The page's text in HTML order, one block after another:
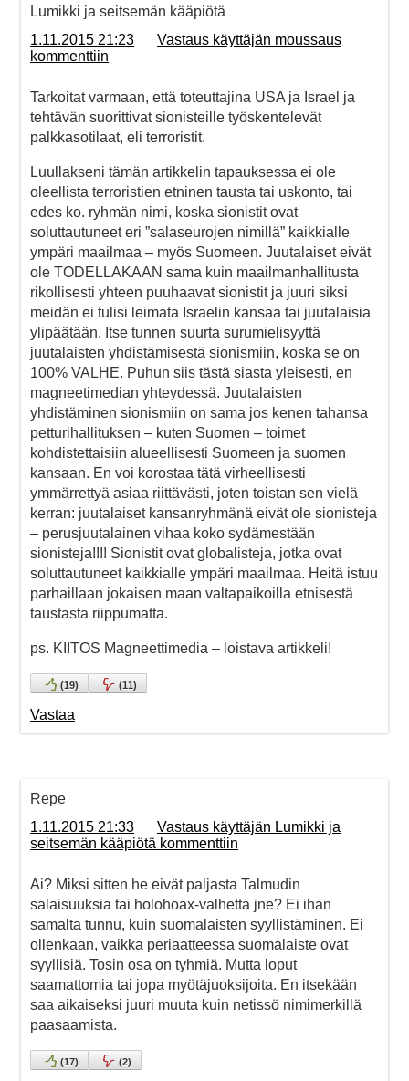
Lumikki ja seitsemän kääpiötä
1.11.2015 21:23
Vastaus käyttäjän moussaus
kommenttiin
Tarkoitat varmaan, että toteuttajina USA ja Israel ja
tehtävän suorittivat sionisteille työskentelevät
palkkasotilaat, eli terroristit.
Luullakseni tämän artikkelin tapauksessa ei ole
oleellista terroristien etninen tausta tai uskonto, tai
edes ko. ryhmän nimi, koska sionistit ovat
soluttautuneet eri ”salaseurojen nimillä” kaikkialle
ympäri maailmaa – myös Suomeen. Juutalaiset eivät
ole TODELLAKAAN sama kuin maailmanhallitusta
rikollisesti yhteen puuhaavat sionistit ja juuri siksi
meidän ei tulisi leimata Israelin kansaa tai juutalaisia
ylipäätään. Itse tunnen suurta surumielisyyttä
juutalaisten yhdistämisestä sionismiin, koska se on
100% VALHE. Puhun siis tästä siasta yleisesti, en
magneetimedian yhteydessä. Juutalaisten
yhdistäminen sionismiin on sama jos kenen tahansa
petturihallituksen – kuten Suomen – toimet
kohdistettaisiin alueellisesti Suomeen ja suomen
kansaan. En voi korostaa tätä virheellisesti
ymmärrettyä asiaa riittävästi, joten toistan sen vielä
kerran: juutalaiset kansanryhmänä eivät ole sionisteja
– perusjuutalainen vihaa koko sydämestään
sionisteja!!!! Sionistit ovat globalisteja, jotka ovat
soluttautuneet kaikkialle ympäri maailmaa. Heitä istuu
parhaillaan jokaisen maan valtapaikoilla etnisestä
taustasta riippumatta.
ps. KIITOS Magneettimedia – loistava artikkeli!
(19) (11)
Vastaa
Repe
1.11.2015 21:33
Vastaus käyttäjän Lumikki ja
seitsemän kääpiötä kommenttiin
Ai? Miksi sitten he eivät paljasta Talmudin
salaisuuksia tai holohoax-valhetta jne? Ei ihan
samalta tunnu, kuin suomalaisten syyllistäminen. Ei
ollenkaan, vaikka periaatteessa suomalaiste ovat
syyllisiä. Tosin osa on tyhmiä. Mutta loput
saamattomia tai jopa myötäjuoksijoita. En itsekään
saa aikaiseksi juuri muuta kuin netissö nimimerkillä
paasaamista.
(17) (2)